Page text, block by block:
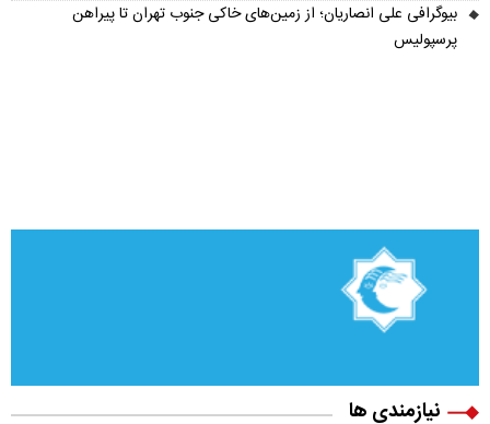
بیوگرافی علی انصاریان؛ از زمین‌های خاکی جنوب تهران تا پیراهن
پرسپولیس
نیازمندی ها